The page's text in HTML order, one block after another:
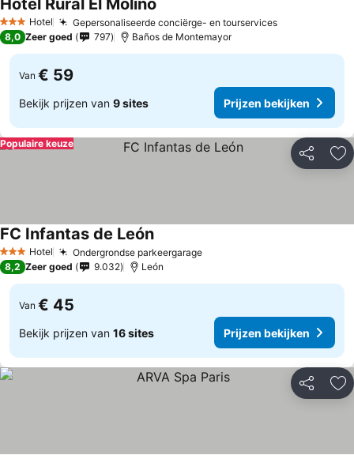
3 SterrenHotel Gepersonaliseerde conciërge- en tourservices
Hotel Rural El Molino
8,0 Zeer goed 797 Baños de Montemayor
Van € 59
Bekijk prijzen van 9 sites Prijzen bekijken
Delen
Populaire keuze
3 SterrenHotel Ondergrondse parkeergarage
FC Infantas de León
8,2 Zeer goed 9.032 León
Van € 45
Bekijk prijzen van 16 sites Prijzen bekijken
Delen